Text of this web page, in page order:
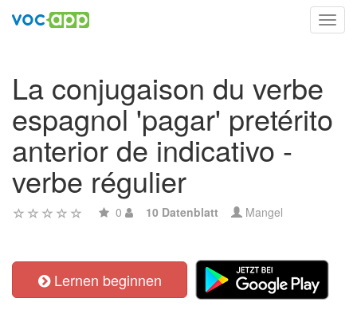
La conjugaison du verbe
espagnol 'pagar' pretérito
anterior de indicativo -
verbe régulier
0 10 Datenblatt Mangel
Lernen beginnen